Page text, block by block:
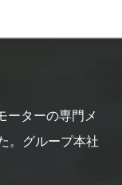
ーターの専門メ
。グループ本社